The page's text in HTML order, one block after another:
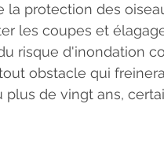
la protection des
les coupes et
risque d'inondation
obstacle qui
de vingt ans,